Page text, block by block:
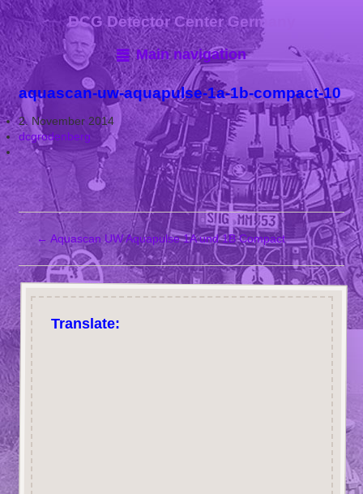
DCG Detector Center Germany
Main navigation
aquascan-uw-aquapulse-1a-1b-compact-10
2. November 2014
dcgrodenberg
← Aquascan UW Aquapulse 1A und 1B Compact
Translate: